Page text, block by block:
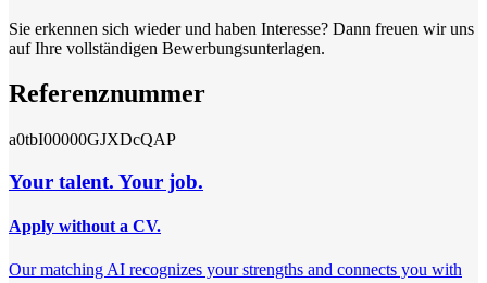
Sie erkennen sich wieder und haben Interesse? Dann freuen wir uns
auf Ihre vollständigen Bewerbungsunterlagen.
Referenznummer
a0tbI00000GJXDcQAP
Your talent. Your job.
Apply without a CV.
Our matching AI recognizes your strengths and connects you with